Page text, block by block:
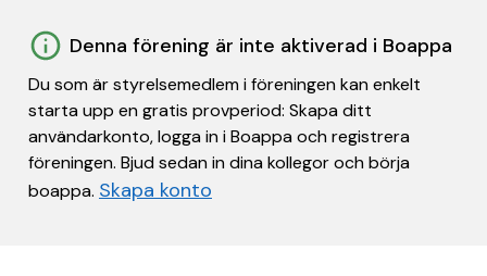
Denna förening är inte aktiverad i Boappa
Du som är styrelsemedlem i föreningen kan enkelt
starta upp en gratis provperiod: Skapa ditt
användarkonto, logga in i Boappa och registrera
föreningen. Bjud sedan in dina kollegor och börja
boappa. Skapa konto